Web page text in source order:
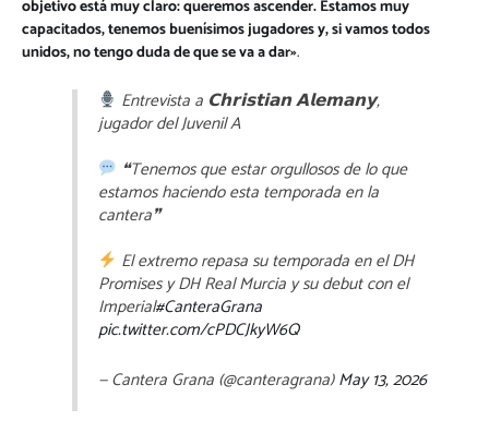
objetivo está muy claro: queremos ascender. Estamos muy
capacitados, tenemos buenísimos jugadores y, si vamos todos
unidos, no tengo duda de que se va a dar».
Entrevista a 𝗖𝗵𝗿𝗶𝘀𝘁𝗶𝗮𝗻 𝗔𝗹𝗲𝗺𝗮𝗻𝘆,
jugador del Juvenil A
❝Tenemos que estar orgullosos de lo que
estamos haciendo esta temporada en la
cantera❞
El extremo repasa su temporada en el DH
Promises y DH Real Murcia y su debut con el
Imperial#CanteraGrana
pic.twitter.com/cPDCJkyW6Q
— Cantera Grana (@canteragrana)May 13, 2026